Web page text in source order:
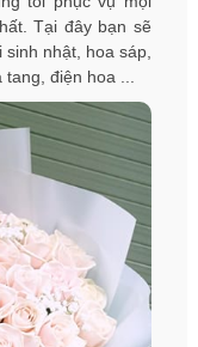
Tại đây bạn sẽ
nhật, hoa sáp,
điện hoa ...